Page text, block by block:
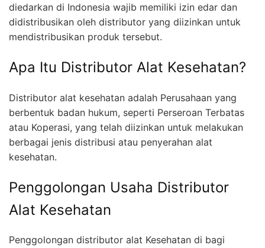
diedarkan di Indonesia wajib memiliki izin edar dan
didistribusikan oleh distributor yang diizinkan untuk
mendistribusikan produk tersebut.
Apa Itu Distributor Alat Kesehatan?
Distributor alat kesehatan adalah Perusahaan yang
berbentuk badan hukum, seperti Perseroan Terbatas
atau Koperasi, yang telah diizinkan untuk melakukan
berbagai jenis distribusi atau penyerahan alat
kesehatan.
Penggolongan Usaha Distributor
Alat Kesehatan
Penggolongan distributor alat Kesehatan di bagi